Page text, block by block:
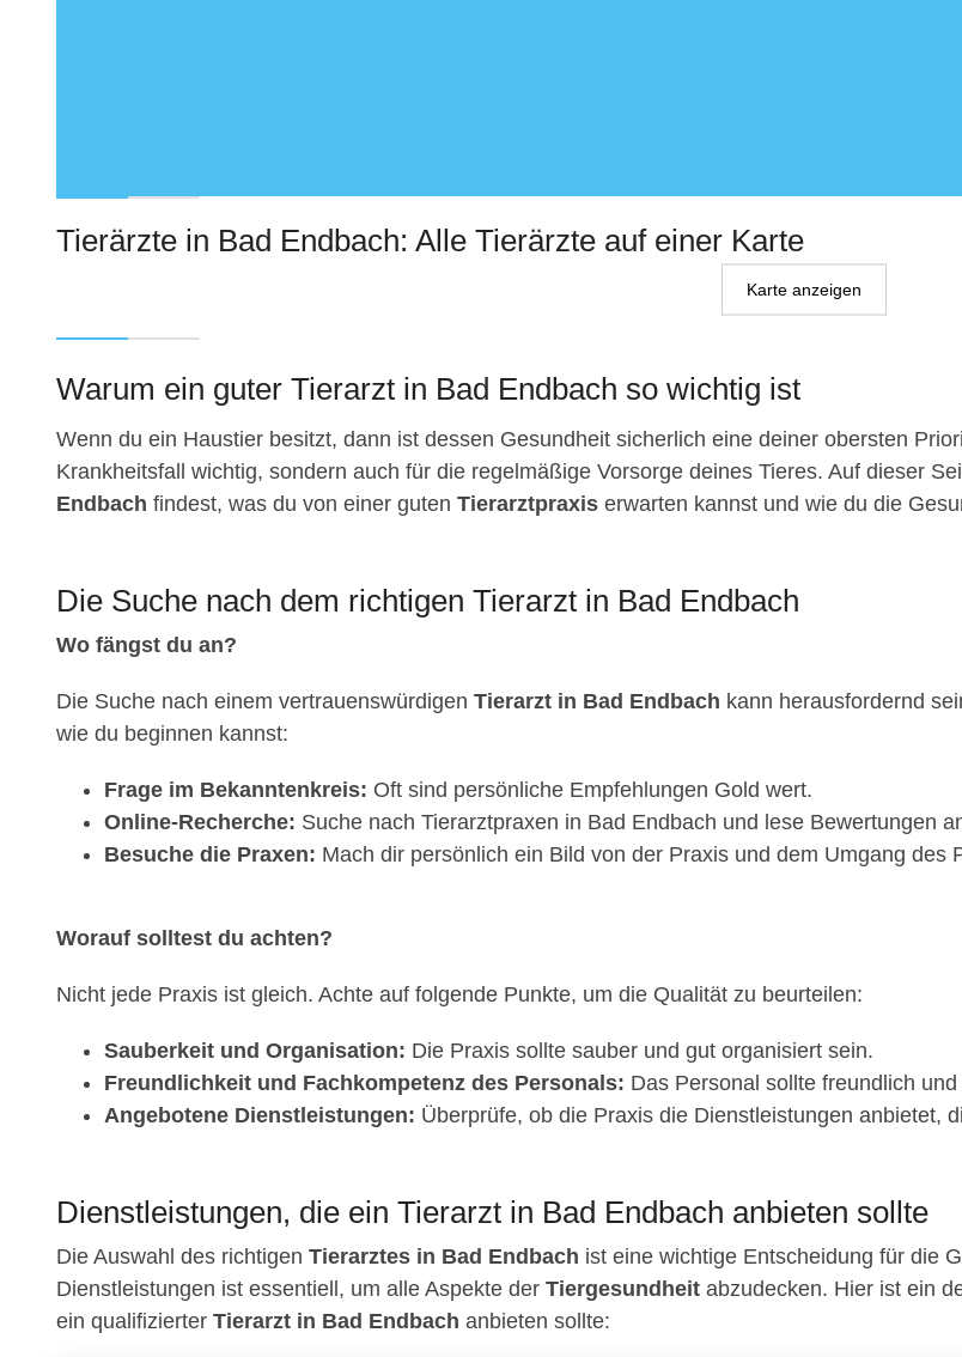
Tierärzte in Bad Endbach: Alle Tierärzte auf einer Karte
Karte anzeigen
Warum ein guter Tierarzt in Bad Endbach so wichtig ist
Wenn du ein Haustier besitzt, dann ist dessen Gesundheit sicherlich eine deiner obersten
Krankheitsfall wichtig, sondern auch für die regelmäßige Vorsorge deines Tieres. Auf dieser
Endbach findest, was du von einer guten Tierarztpraxis erwarten kannst und wie du die
Die Suche nach dem richtigen Tierarzt in Bad Endbach
Wo fängst du an?
Die Suche nach einem vertrauenswürdigen Tierarzt in Bad Endbach kann herausfordernd
wie du beginnen kannst:
Frage im Bekanntenkreis: Oft sind persönliche Empfehlungen Gold wert.
Online-Recherche: Suche nach Tierarztpraxen in Bad Endbach und lese Bewertungen
Besuche die Praxen: Mach dir persönlich ein Bild von der Praxis und dem Umgang des
Worauf solltest du achten?
Nicht jede Praxis ist gleich. Achte auf folgende Punkte, um die Qualität zu beurteilen:
Sauberkeit und Organisation: Die Praxis sollte sauber und gut organisiert sein.
Freundlichkeit und Fachkompetenz des Personals: Das Personal sollte freundlich
Angebotene Dienstleistungen: Überprüfe, ob die Praxis die Dienstleistungen anbietet,
Dienstleistungen, die ein Tierarzt in Bad Endbach anbieten sollte
Die Auswahl des richtigen Tierarztes in Bad Endbach ist eine wichtige Entscheidung für die
Dienstleistungen ist essentiell, um alle Aspekte der Tiergesundheit abzudecken. Hier ist ein
ein qualifizierter Tierarzt in Bad Endbach anbieten sollte: